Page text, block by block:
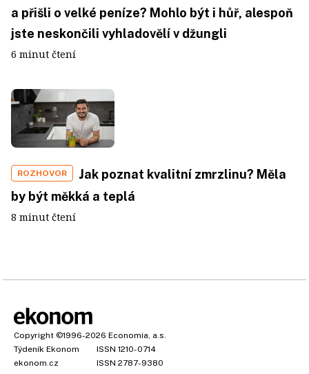
a přišli o velké peníze? Mohlo být i hůř, alespoň
jste neskončili vyhladovělí v džungli
6 minut čtení
ROZHOVOR
Jak poznat kvalitní zmrzlinu? Měla
by být měkká a teplá
8 minut čtení
Copyright ©1996-2026 Economia, a.s.
Týdeník Ekonom
ISSN 1210-0714
ekonom.cz
ISSN 2787-9380